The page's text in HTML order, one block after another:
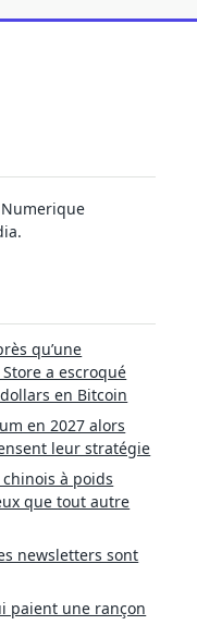
qu’une
a escroqué
en Bitcoin
en 2027 alors
leur stratégie
chinois à poids
que tout autre
newsletters sont
paient une rançon